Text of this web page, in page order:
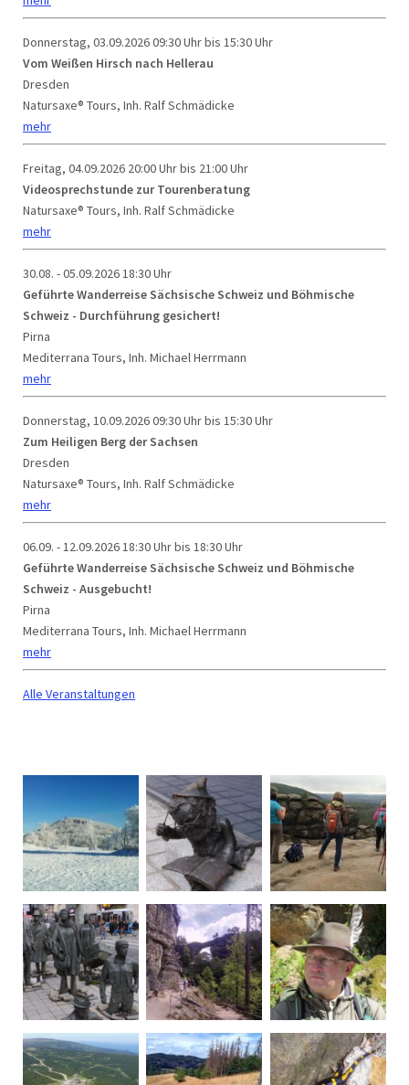
Donnerstag, 03.09.202609:30 Uhr bis 15:30 Uhr
Vom Weißen Hirsch nach Hellerau
Dresden
Natursaxe® Tours, Inh. Ralf Schmädicke
mehr
Freitag, 04.09.2026 20:00 Uhr bis 21:00 Uhr
Videosprechstunde zur Tourenberatung
Natursaxe® Tours, Inh. Ralf Schmädicke
mehr
30.08. - 05.09.202618:30 Uhr
Geführte Wanderreise Sächsische Schweiz und Böhmische
Schweiz - Durchführung gesichert!
Pirna
Mediterrana Tours, Inh. Michael Herrmann
mehr
Donnerstag, 10.09.202609:30 Uhr bis 15:30 Uhr
Zum Heiligen Berg der Sachsen
Dresden
Natursaxe® Tours, Inh. Ralf Schmädicke
mehr
06.09. - 12.09.202618:30 Uhr bis 18:30 Uhr
Geführte Wanderreise Sächsische Schweiz und Böhmische
Schweiz - Ausgebucht!
Pirna
Mediterrana Tours, Inh. Michael Herrmann
mehr
Alle Veranstaltungen